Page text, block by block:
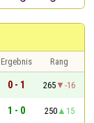
Ergebnis
Rang
0 - 1 265
-16
1 - 0 250
15